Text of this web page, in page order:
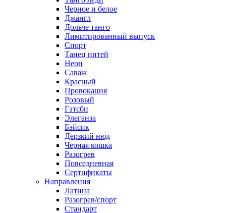
Черное и белое
Джангл
Дольче танго
Лимитированный выпуск
Спорт
Танец нитей
Неон
Саваж
Красный
Провокация
Розовый
Гэтсби
Элеганза
Бэйсик
Дерзкий нюд
Черная кошка
Разогрев
Повседневная
Сертификаты
Направления
Латина
Разогрев/спорт
Стандарт